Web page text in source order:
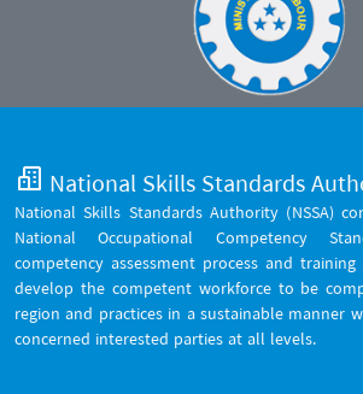
National Skills Standards
National Skills Standards Authority (NSSA)
National Occupational Competency
competency assessment process and
develop the competent workforce to be
region and practices in a sustainable manner
concerned interested parties at all levels.